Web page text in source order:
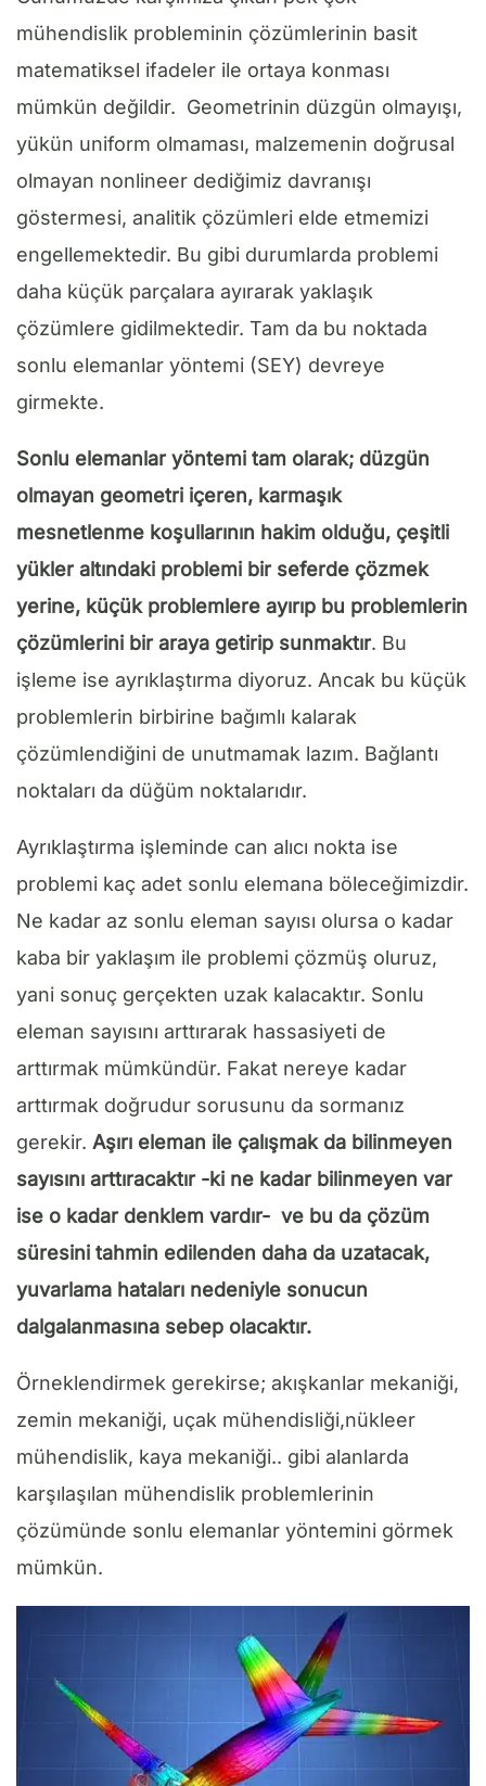
mühendislik probleminin çözümlerinin basit
matematiksel ifadeler ile ortaya konması
mümkün değildir. Geometrinin düzgün olmayışı,
yükün uniform olmaması, malzemenin doğrusal
olmayan nonlineer dediğimiz davranışı
göstermesi, analitik çözümleri elde etmemizi
engellemektedir. Bu gibi durumlarda problemi
daha küçük parçalara ayırarak yaklaşık
çözümlere gidilmektedir. Tam da bu noktada
sonlu elemanlar yöntemi (SEY) devreye
girmekte.
Sonlu elemanlar yöntemi tam olarak; düzgün
olmayan geometri içeren, karmaşık
mesnetlenme koşullarının hakim olduğu, çeşitli
yükler altındaki problemi bir seferde çözmek
yerine, küçük problemlere ayırıp bu problemlerin
çözümlerini bir araya getirip sunmaktır. Bu
işleme ise ayrıklaştırma diyoruz. Ancak bu küçük
problemlerin birbirine bağımlı kalarak
çözümlendiğini de unutmamak lazım. Bağlantı
noktaları da düğüm noktalarıdır.
Ayrıklaştırma işleminde can alıcı nokta ise
problemi kaç adet sonlu elemana böleceğimizdir.
Ne kadar az sonlu eleman sayısı olursa o kadar
kaba bir yaklaşım ile problemi çözmüş oluruz,
yani sonuç gerçekten uzak kalacaktır. Sonlu
eleman sayısını arttırarak hassasiyeti de
arttırmak mümkündür. Fakat nereye kadar
arttırmak doğrudur sorusunu da sormanız
gerekir. Aşırı eleman ile çalışmak da bilinmeyen
sayısını arttıracaktır -ki ne kadar bilinmeyen var
ise o kadar denklem vardır- ve bu da çözüm
süresini tahmin edilenden daha da uzatacak,
yuvarlama hataları nedeniyle sonucun
dalgalanmasına sebep olacaktır.
Örneklendirmek gerekirse; akışkanlar mekaniği,
zemin mekaniği, uçak mühendisliği,nükleer
mühendislik, kaya mekaniği.. gibi alanlarda
karşılaşılan mühendislik problemlerinin
çözümünde sonlu elemanlar yöntemini görmek
mümkün.